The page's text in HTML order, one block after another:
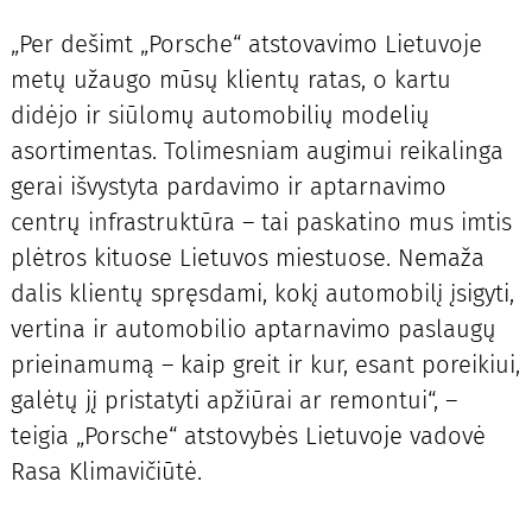
„Per dešimt „Porsche“ atstovavimo Lietuvoje
metų užaugo mūsų klientų ratas, o kartu
didėjo ir siūlomų automobilių modelių
asortimentas. Tolimesniam augimui reikalinga
gerai išvystyta pardavimo ir aptarnavimo
centrų infrastruktūra – tai paskatino mus imtis
plėtros kituose Lietuvos miestuose. Nemaža
dalis klientų spręsdami, kokį automobilį įsigyti,
vertina ir automobilio aptarnavimo paslaugų
prieinamumą – kaip greit ir kur, esant poreikiui,
galėtų jį pristatyti apžiūrai ar remontui“, –
teigia „Porsche“ atstovybės Lietuvoje vadovė
Rasa Klimavičiūtė.